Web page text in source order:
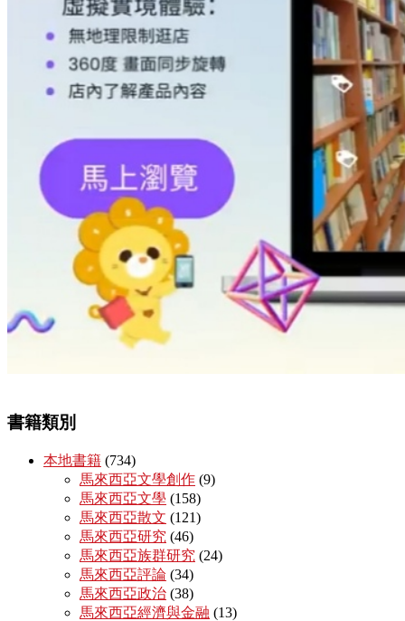
書籍類別
本地書籍 (734)
馬來西亞文學創作 (9)
馬來西亞文學 (158)
馬來西亞散文 (121)
馬來西亞研究 (46)
馬來西亞族群研究 (24)
馬來西亞評論 (34)
馬來西亞政治 (38)
馬來西亞經濟與金融 (13)